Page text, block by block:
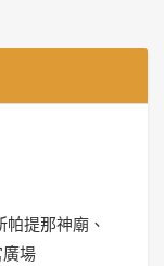
提那神廟、
場